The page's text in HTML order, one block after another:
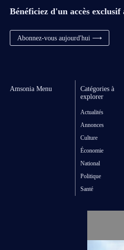
Bénéficiez d'un accès
Abonnez-vous aujourd'hui ⟶
Amsonia Menu
Catégories à
explorer
Actualités
Annonces
Culture
Économie
National
Politique
Santé